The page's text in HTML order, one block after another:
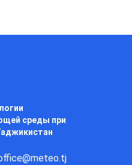
среды при